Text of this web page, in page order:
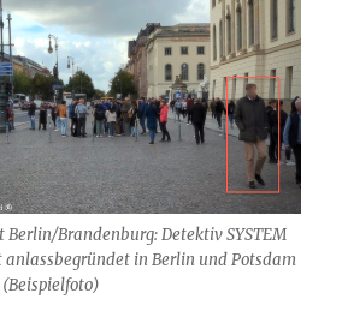
Brandenburg: Detektiv SYSTEM
in Berlin und Potsdam